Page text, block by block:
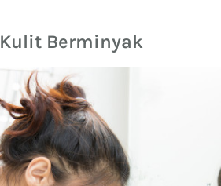
Berminyak